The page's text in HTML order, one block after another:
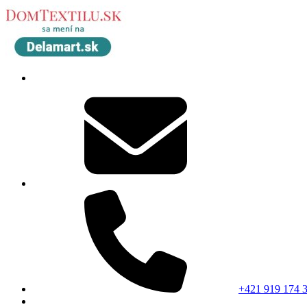
+421 919 174